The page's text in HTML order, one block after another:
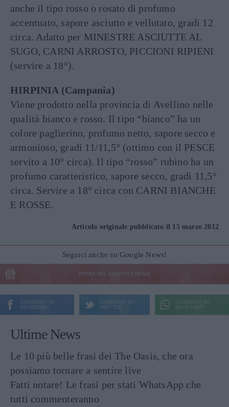
anche il tipo rosso o rosato di profumo
accentuato, sapore asciutto e vellutato, gradi 12
circa. Adatto per MINESTRE ASCIUTTE AL
SUGO, CARNI ARROSTO, PICCIONI RIPIENI
(servire a 18°).
HIRPINIA (Campania)
Viene prodotto nella provincia di Avellino nelle
qualità bianco e rosso. Il tipo “bianco” ha un
colore paglierino, profumo netto, sapore secco e
armonioso, gradi 11/11,5° (ottimo con il PESCE
servito a 10° circa). Il tipo “rosso” rubino ha un
profumo caratteristico, sapore secco, gradi 11,5°
circa. Servire a 18° circa con CARNI BIANCHE
E ROSSE.
Articolo originale pubblicato il 15 marzo 2012
Seguici anche su Google News!
ENTRA NEL NOSTRO CANALE
CONDIVIDI SU
FACEBOOK
CONDIVIDI SU
TWITTER
CONDIVIDI SU
WHATSAPP
Ultime News
Le 10 più belle frasi dei The Oasis, che ora
possiamo tornare a sentire live
Fatti notare! Le frasi per stati WhatsApp che
tutti commenteranno